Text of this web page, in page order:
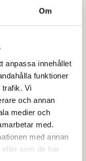
Om
anpassa innehållet
funktioner
trafik. Vi
och annan
medier och
med.
med annan
som de har
din hästs
kring
rådgivningen
i vardagen —